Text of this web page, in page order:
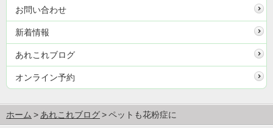
お問い合わせ
新着情報
あれこれブログ
オンライン予約
ホーム あれこれブログ ペットも花粉症に